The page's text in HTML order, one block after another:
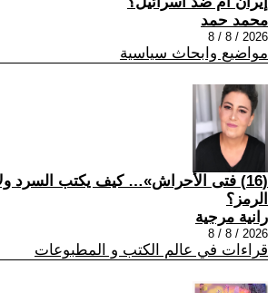
محمد حمد
2026 / 8 / 8
مواضيع وابحاث سياسية
(16) فتى الأحراش»… كيف يكتب السرد
الرمز؟
رانية مرجية
2026 / 8 / 8
قراءات في عالم الكتب و المطبوعات